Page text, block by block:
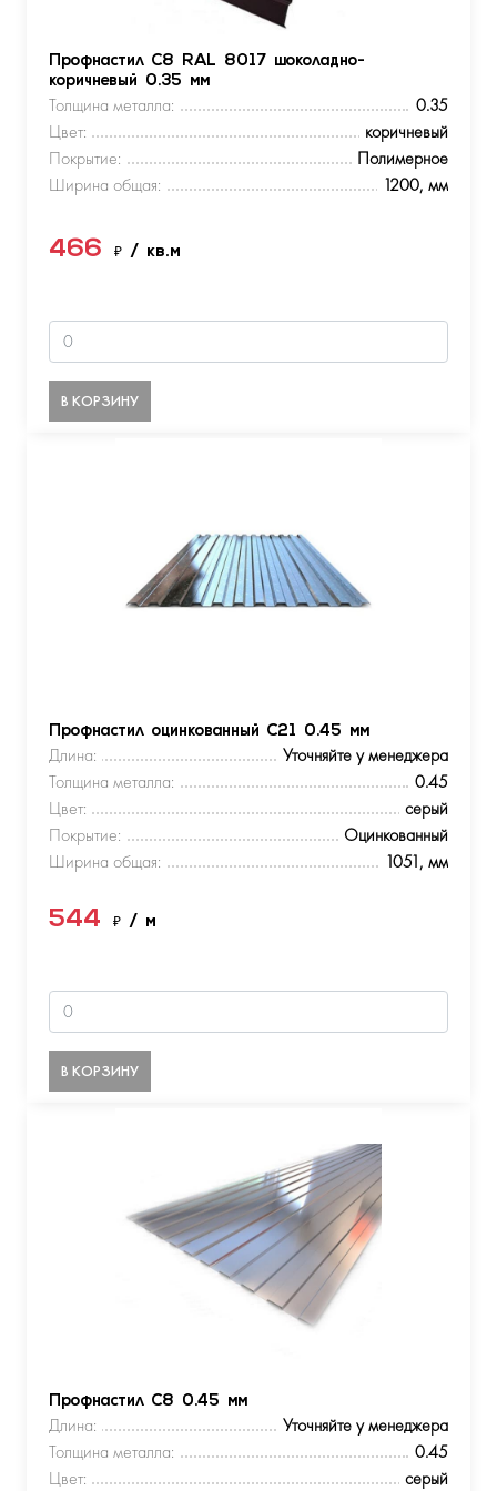
Профнастил С8 RAL 8017 шоколадно-
коричневый 0.35 мм
Толщина металла:
0.35
Цвет:
коричневый
Покрытие:
Полимерное
Ширина общая:
1200, мм
466 ₽ / кв.м
В КОРЗИНУ
Профнастил оцинкованный С21 0.45 мм
Длина:
Уточняйте у менеджера
Толщина металла:
0.45
Цвет:
серый
Покрытие:
Оцинкованный
Ширина общая:
1051, мм
544 ₽ / м
В КОРЗИНУ
Профнастил С8 0.45 мм
Длина:
Уточняйте у менеджера
Толщина металла:
0.45
Цвет:
серый